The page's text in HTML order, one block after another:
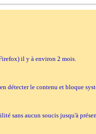
il y à environ 2 mois.
détecter le contenu et bloque
sans aucun soucis jusqu'à